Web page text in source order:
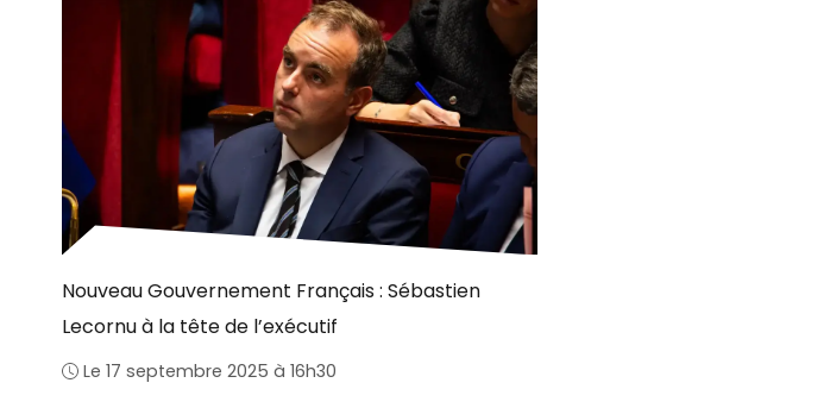
Nouveau Gouvernement Français : Sébastien
Lecornu à la tête de l’exécutif
Le 17 septembre 2025 à 16h30